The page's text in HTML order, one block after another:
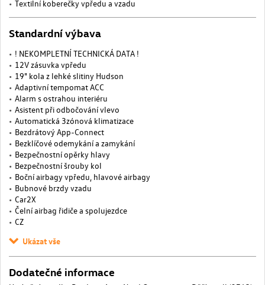
Textilní koberečky vpředu a vzadu
Standardní výbava
! NEKOMPLETNÍ TECHNICKÁ DATA !
12V zásuvka vpředu
19" kola z lehké slitiny Hudson
Adaptivní tempomat ACC
Alarm s ostrahou interiéru
Asistent při odbočování vlevo
Automatická 3zónová klimatizace
Bezdrátový App-Connect
Bezklíčové odemykání a zamykání
Bezpečnostní opěrky hlavy
Bezpečnostní šrouby kol
Boční airbagy vpředu, hlavové airbagy
Bubnové brzdy vzadu
Car2X
Čelní airbag řidiče a spolujezdce
CZ
Ukázat vše
Dodatečné informace